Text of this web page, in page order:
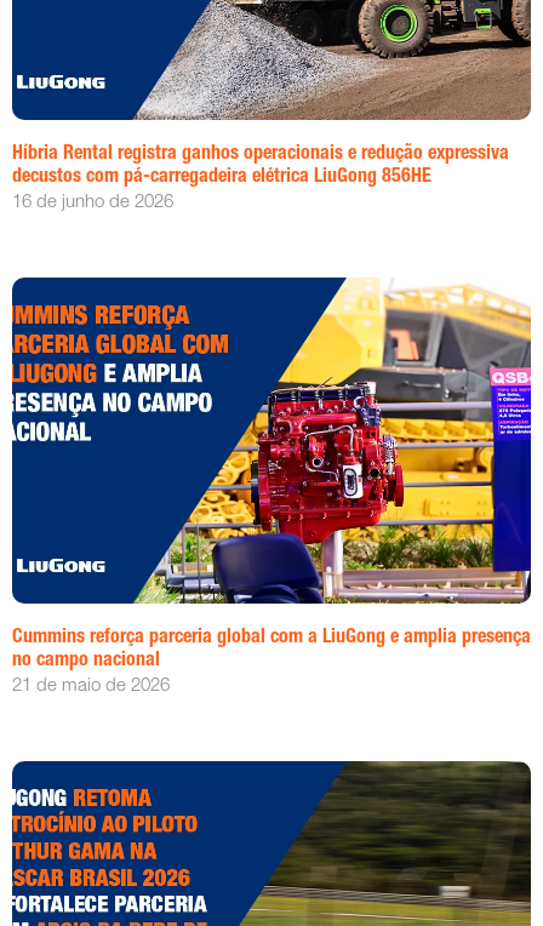
Híbria Rental registra ganhos operacionais e redução expressiva
decustos com pá-carregadeira elétrica LiuGong 856HE
16 de junho de 2026
Cummins reforça parceria global com a LiuGong e amplia presença
no campo nacional
21 de maio de 2026